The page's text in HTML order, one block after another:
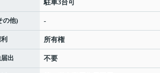
駐車3台可
の他) -
所有権
出 不要